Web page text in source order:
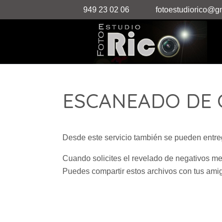
949 23 02 06
ESCANEADO DE
Desde este servicio también se pueden
Cuando solicites el revelado de negativos
Puedes compartir estos archivos con tus